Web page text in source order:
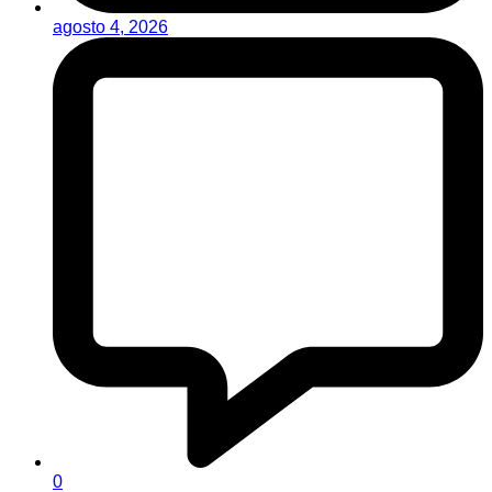
agosto 4, 2026
0